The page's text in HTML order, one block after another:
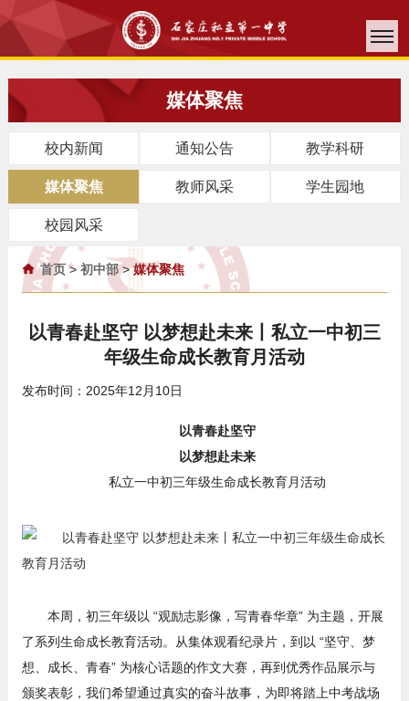
媒体聚焦
校内新闻 通知公告 教学科研
媒体聚焦 教师风采 学生园地
校园风采
首页> 初中部>媒体聚焦
以青春赴坚守 以梦想赴未来丨私立一中初三
年级生命成长教育月活动
发布时间：2025年12月10日
以青春赴坚守
以梦想赴未来
私立一中初三年级生命成长教育月活动
本周，初三年级以 “观励志影像，写青春华章” 为主题，开展
了系列生命成长教育活动。从集体观看纪录片，到以 “坚守、梦
想、成长、青春” 为核心话题的作文大赛，再到优秀作品展示与
颁奖表彰，我们希望通过真实的奋斗故事，为即将踏上中考战场